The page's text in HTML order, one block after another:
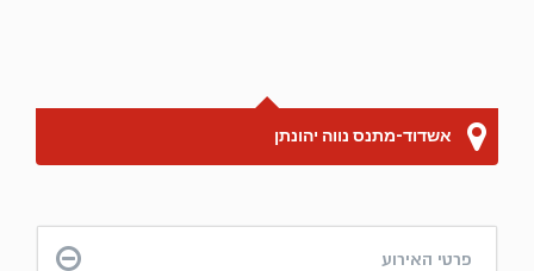
אשדוד-מתנס נווה יהונתן
פרטי האירוע